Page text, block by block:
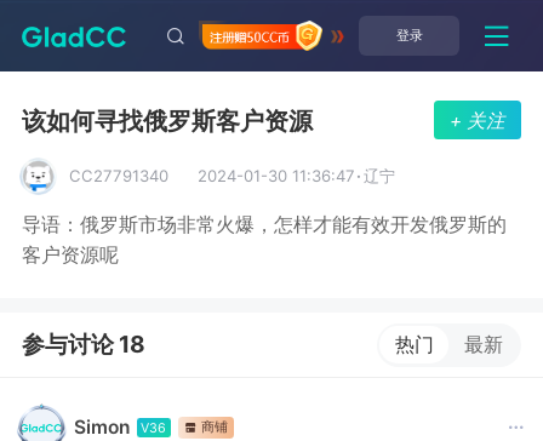
登录
该如何寻找俄罗斯客户资源 + 关注
CC27791340 2024-01-30 11:36:47·辽宁
导语：俄罗斯市场非常火爆，怎样才能有效开发俄罗斯的
客户资源呢
参与讨论 18 热门 最新
Simon V36 商铺